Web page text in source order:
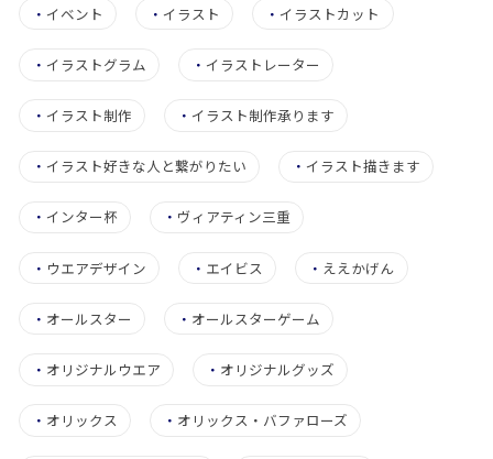
・ イベント ・ イラスト ・ イラストカット
・ イラストグラム ・ イラストレーター
・ イラスト制作 ・ イラスト制作承ります
・ イラスト好きな人と繋がりたい ・ イラスト描きます
・ インター杯 ・ ヴィアティン三重
・ ウエアデザイン ・ エイビス ・ ええかげん
・ オールスター ・ オールスターゲーム
・ オリジナルウエア ・ オリジナルグッズ
・ オリックス ・ オリックス・バファローズ